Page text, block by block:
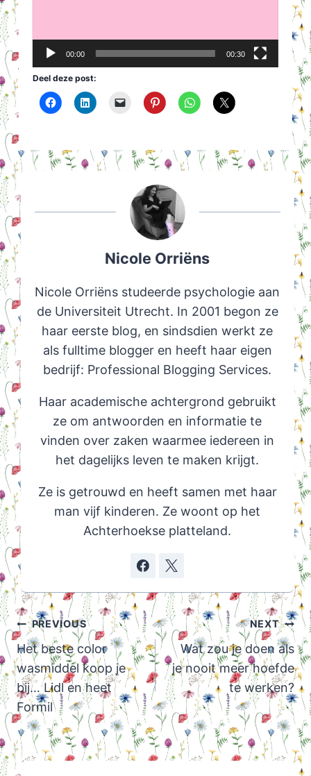
00:00 00:30
Deel deze post:
Nicole Orriëns
Nicole Orriëns studeerde psychologie aan
de Universiteit Utrecht. In 2001 begon ze
haar eerste blog, en sindsdien werkt ze
als fulltime blogger en heeft haar eigen
bedrijf: Professional Blogging Services.
Haar academische achtergrond gebruikt
ze om antwoorden en informatie te
vinden over zaken waarmee iedereen in
het dagelijks leven te maken krijgt.
Ze is getrouwd en heeft samen met haar
man vijf kinderen. Ze woont op het
Achterhoekse platteland.
Post
navigation
PREVIOUS
Het beste color
wasmiddel koop je
bij… Lidl en heet
Formil
NEXT
Wat zou je doen als
je nooit meer hoefde
te werken?